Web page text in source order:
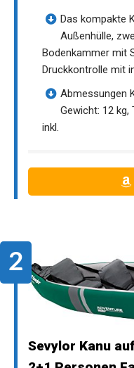
Das kompakte
Außenhülle,
Bodenkammer mit
Druckkontrolle mit
Abmessungen
Gewicht: 12
inkl.
Sevylor Kanu